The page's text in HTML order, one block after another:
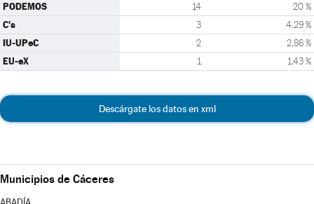
PODEMOS 14 20 %
C's 3 4,29 %
IU-UPeC 2 2,86 %
EU-eX 1 1,43 %
Descárgate los datos en xml
Municipios de Cáceres